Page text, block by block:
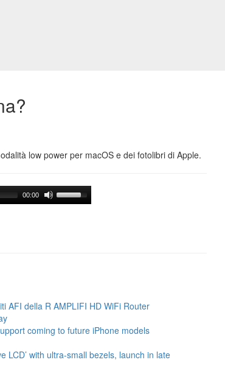
low power per macOS e dei fotolibri di Apple.
00:00
AFI della R AMPLIFI HD WiFi Router
coming to future iPhone models
LCD’ with ultra-small bezels, launch in late